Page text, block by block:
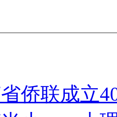
侨联成立